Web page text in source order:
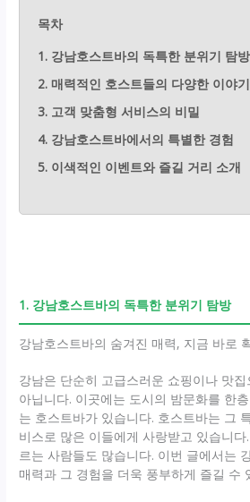
목차
1. 강남호스트바의 독특한 분위기 탐방
2. 매력적인 호스트들의 다양한 이야기
3. 고객 맞춤형 서비스의 비밀
4. 강남호스트바에서의 특별한 경험
5. 이색적인 이벤트와 즐길 거리 소개
1. 강남호스트바의 독특한 분위기 탐방
강남호스트바의 숨겨진 매력, 지금 바로
강남은 단순히 고급스러운 쇼핑이나 맛
아닙니다. 이곳에는 도시의 밤문화를 한
는 호스트바가 있습니다. 호스트바는 그
비스로 많은 이들에게 사랑받고 있습니
르는 사람들도 많습니다. 이번 글에서는
매력과 그 경험을 더욱 풍부하게 즐길 수